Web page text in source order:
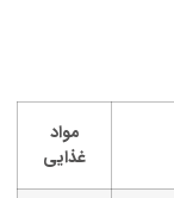
مواد
غذایی